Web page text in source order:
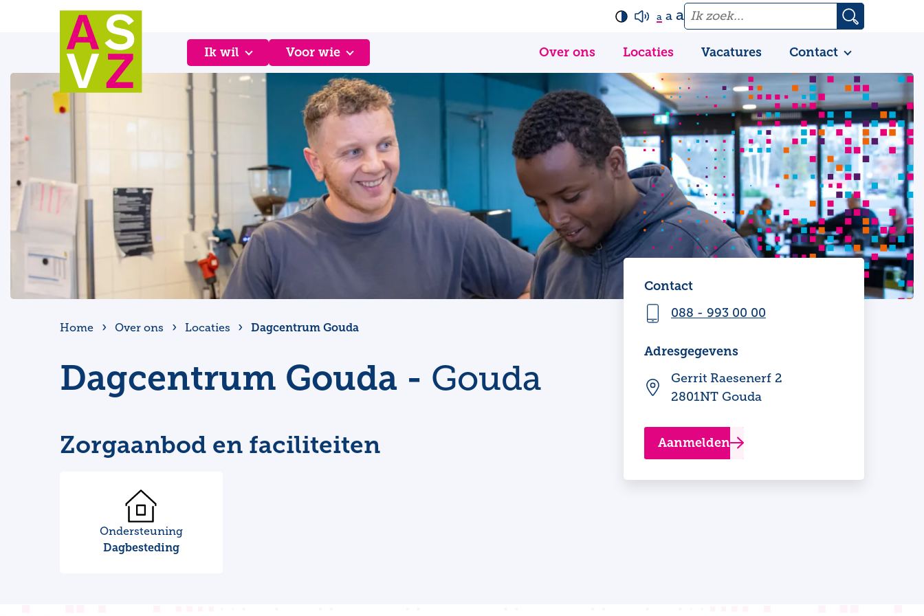
a a a
Ik wil Voor wie Over ons Locaties Vacatures Contact
Home Over ons Locaties Dagcentrum Gouda
Dagcentrum Gouda - Gouda
Zorgaanbod en faciliteiten
Ondersteuning
Dagbesteding
Contact
088 - 993 00 00
Adresgegevens
Gerrit Raesenerf 2
2801NT Gouda
Aanmelden